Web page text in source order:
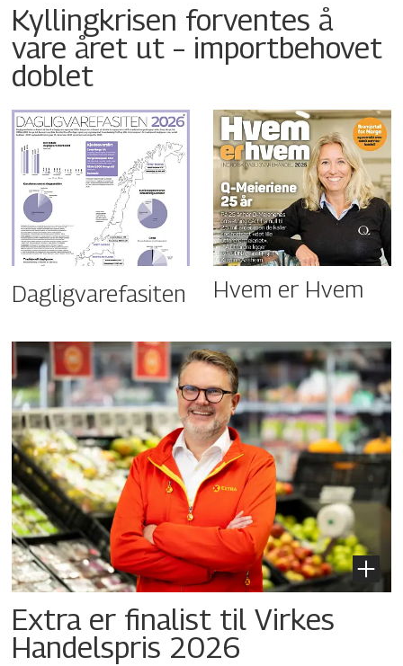
Kyllingkrisen forventes å
vare året ut – importbehovet
doblet
Dagligvarefasiten Hvem er Hvem
Extra er finalist til Virkes
Handelspris 2026